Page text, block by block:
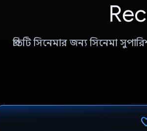
প্রতিটি সিনেমার জন্য সিনেমা